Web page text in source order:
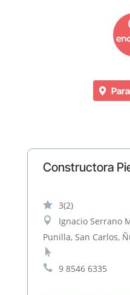
Constructora
 3(2)

Ignacio Serrano
Punilla, San Carlos,


9 8546 6335